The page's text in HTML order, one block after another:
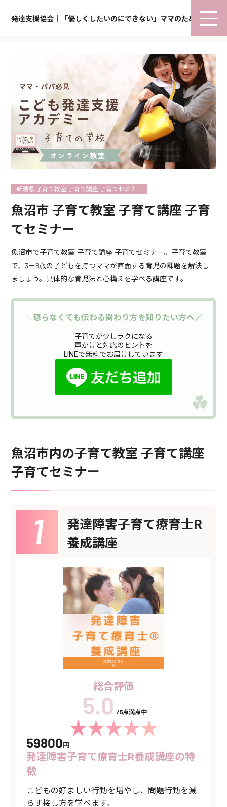
発達支援協会｜「優しくしたいのにできない」ママのための子育て
魚沼市 子育て教室 子育て講座 子育
てセミナー
魚沼市で子育て教室 子育て講座 子育てセミナー。子育て教室
で、3－6歳の子どもを持つママが直面する育児の課題を解決し
ましょう。具体的な育児法と心構えを学べる講座です。
新潟県 子育て教室 子育て講座 子育てセミナー
＼怒らなくても伝わる関わり方を知りたい方へ／
子育てが少しラクになる
声かけと対応のヒントを
LINEで無料でお届けしています
魚沼市内の子育て教室 子育て講座
子育てセミナー
発達障害子育て療育士R
養成講座
総合評価
/5点満点中
59800円
発達障害子育て療育士R養成講座の特
徴
こどもの好ましい行動を増やし、問題行動を減
らす接し方を学べます。